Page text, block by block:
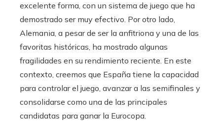
excelente forma, con un sistema de juego que ha
demostrado ser muy efectivo. Por otro lado,
Alemania, a pesar de ser la anfitriona y una de las
favoritas históricas, ha mostrado algunas
fragilidades en su rendimiento reciente. En este
contexto, creemos que España tiene la capacidad
para controlar el juego, avanzar a las semifinales y
consolidarse como una de las principales
candidatas para ganar la Eurocopa.